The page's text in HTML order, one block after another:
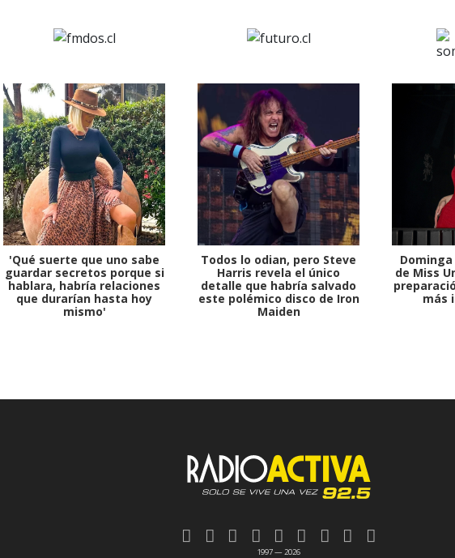
'Qué suerte que uno sabe
guardar secretos porque si
hablara, habría relaciones
que durarían hasta hoy
mismo'
Todos lo odian, pero Steve
Harris revela el único
detalle que habría salvado
este polémico disco de Iron
Maiden
de Miss
más
1997 — 2026